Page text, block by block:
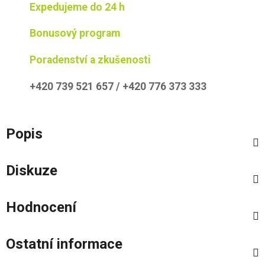
Expedujeme do 24 h
Bonusový program
Poradenství a zkušenosti
+420 739 521 657 / +420 776 373 333
Popis
Diskuze
Hodnocení
Ostatní informace